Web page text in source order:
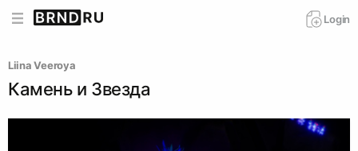
Login
Liina Veeroya
Камень и Звезда